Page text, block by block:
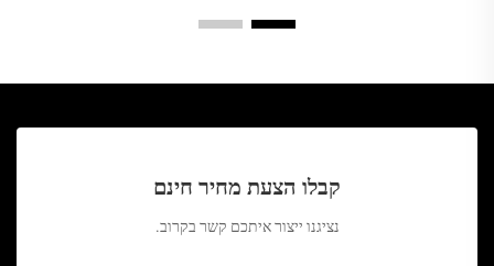
קבלו הצעת מחיר חינם
נציגנו ייצור איתכם קשר בקרוב.